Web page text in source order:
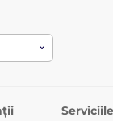
Mastiff
pot fi modificate